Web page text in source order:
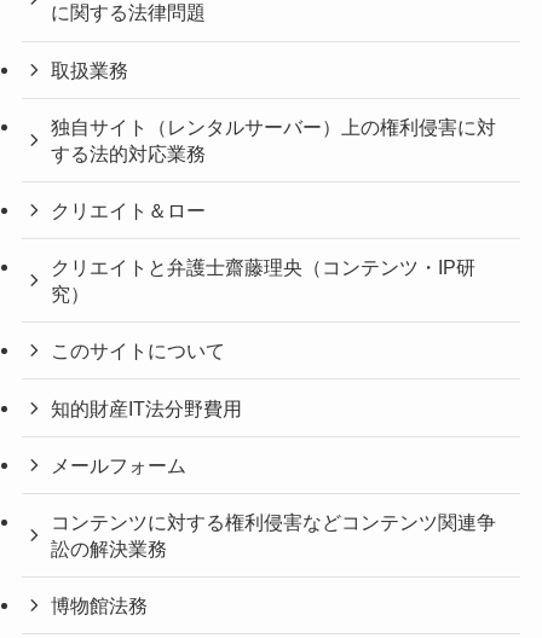
に関する法律問題
取扱業務
独自サイト（レンタルサーバー）上の権利侵害に対
する法的対応業務
クリエイト＆ロー
クリエイトと弁護士齋藤理央（コンテンツ・IP研
究）
このサイトについて
知的財産IT法分野費用
メールフォーム
コンテンツに対する権利侵害などコンテンツ関連争
訟の解決業務
博物館法務